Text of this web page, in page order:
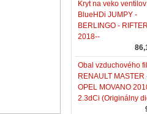
Kryt na veko
BlueHDi JUMPY -
BERLINGO - RIFTER
2018--
Obal vzduchového
RENAULT MASTER
OPEL MOVANO
2.3dCi (Originálny